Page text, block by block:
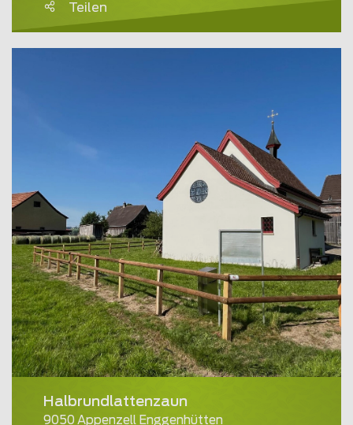
Teilen
Halbrundlattenzaun
9050 Appenzell Enggenhütten